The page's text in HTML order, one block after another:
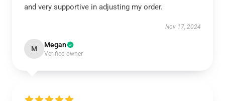
and very supportive in adjusting my order.
Nov 17, 2024
M Megan
Verified owner